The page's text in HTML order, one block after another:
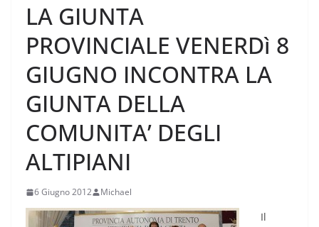
LA GIUNTA
PROVINCIALE VENERDì 8
GIUGNO INCONTRA LA
GIUNTA DELLA
COMUNITA’ DEGLI
ALTIPIANI
6 Giugno 2012 Michael
Il